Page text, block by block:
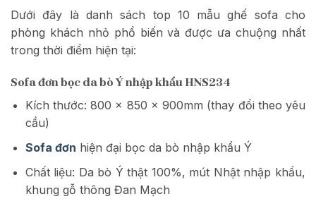
Dưới đây là danh sách top 10 mẫu ghế sofa cho
phòng khách nhỏ phổ biến và được ưa chuộng nhất
trong thời điểm hiện tại:
Sofa đơn bọc da bò Ý nhập khẩu HNS234
Kích thước: 800 x 850 x 900mm (thay đổi theo yêu
cầu)
Sofa đơn hiện đại bọc da bò nhập khẩu Ý
Chất liệu: Da bò Ý thật 100%, mút Nhật nhập khẩu,
khung gỗ thông Đan Mạch